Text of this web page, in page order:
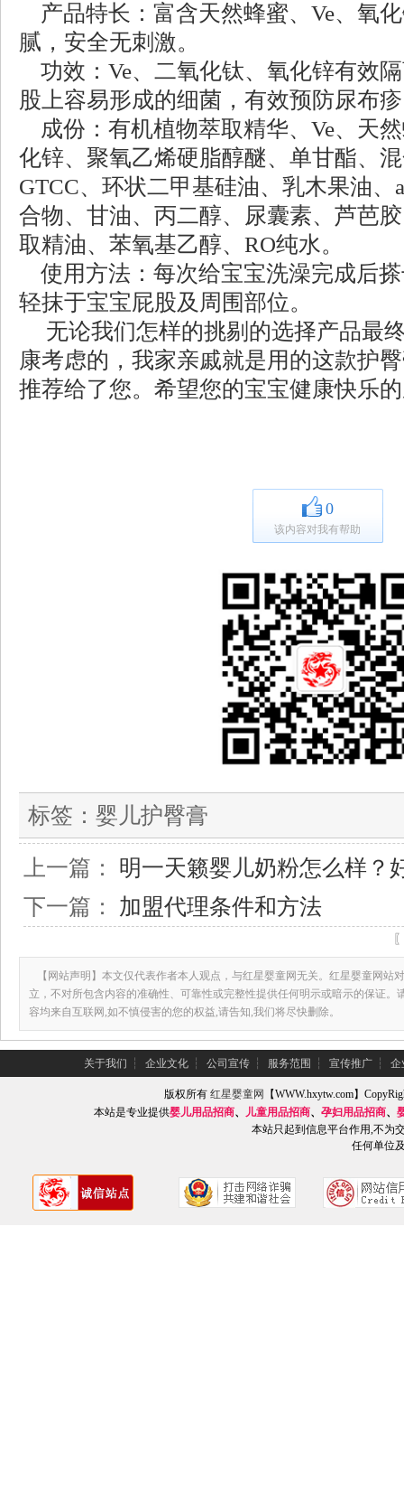
产品特长：富含天然蜂蜜、Ve、氧
腻，安全无刺激。
功效：Ve、二氧化钛、氧化锌有效
股上容易形成的细菌，有效预防尿布
成份：有机植物萃取精华、Ve、天
化锌、聚氧乙烯硬脂醇醚、单甘酯、
GTCC、环状二甲基硅油、乳木果油
合物、甘油、丙二醇、尿囊素、芦芭
取精油、苯氧基乙醇、RO纯水。
使用方法：每次给宝宝洗澡完成后
轻抹于宝宝屁股及周围部位。
无论我们怎样的挑剔的选择产品最
康考虑的，我家亲戚就是用的这款护
推荐给了您。希望您的宝宝健康快乐
0
该内容对我有帮助
标签： 婴儿护臀膏
上一篇： 明一天籁婴儿奶粉怎么样？
下一篇： 加盟代理条件和方法
【网站声明】本文仅代表作者本人观点，与红星婴童网无关。红星婴童网站
立，不对所包含内容的准确性、可靠性或完整性提供任何明示或暗示的保证。
容均来自互联网,如不慎侵害的您的权益,请告知,我们将尽快删除。
关于我们 ┆ 企业文化 ┆ 公司宣传 ┆ 服务范围 ┆ 宣传推广 ┆ 企
版权所有红星婴童网
【WWW.hxytw.com】
本站是专业提供婴儿用品招商、 儿童用品招商、 孕妇用品招商、
本站只起到信息平台作用,不为
任何单位